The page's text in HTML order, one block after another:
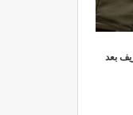
بعد